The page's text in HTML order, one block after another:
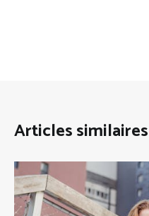
Articles similaires